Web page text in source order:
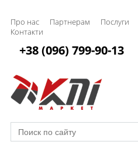
Про нас Партнерам Послуги
Контакти
+38 (096) 799-90-13